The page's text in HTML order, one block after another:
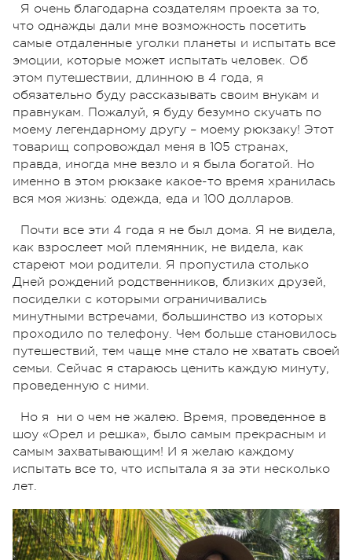
Я очень благодарна создателям проекта за то,
что однажды дали мне возможность посетить
самые отдаленные уголки планеты и испытать все
эмоции, которые может испытать человек. Об
этом путешествии, длинною в 4 года, я
обязательно буду рассказывать своим внукам и
правнукам. Пожалуй, я буду безумно скучать по
моему легендарному другу – моему рюкзаку! Этот
товарищ сопровождал меня в 105 странах,
правда, иногда мне везло и я была богатой. Но
именно в этом рюкзаке какое-то время хранилась
вся моя жизнь: одежда, еда и 100 долларов.
Почти все эти 4 года я не был дома. Я не видела,
как взрослеет мой племянник, не видела, как
стареют мои родители. Я пропустила столько
Дней рождений родственников, близких друзей,
посиделки с которыми ограничивались
минутными встречами, большинство из которых
проходило по телефону. Чем больше становилось
путешествий, тем чаще мне стало не хватать своей
семьи. Сейчас я стараюсь ценить каждую минуту,
проведенную с ними.
Но я ни о чем не жалею. Время, проведенное в
шоу «Орел и решка», было самым прекрасным и
самым захватывающим! И я желаю каждому
испытать все то, что испытала я за эти несколько
лет.